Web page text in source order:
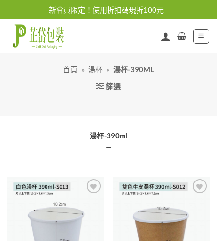
content
新會員限定！使用折扣碼現折100元
首頁 » 湯杯 » 湯杯-390ML
篩選
湯杯-390ml
—